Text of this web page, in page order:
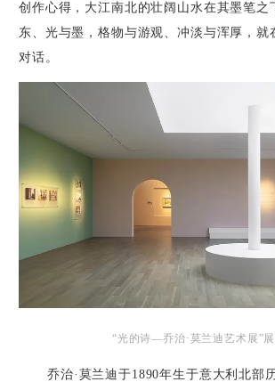
创作心得，大江南北的壮阔山水在其墨笔之
东、光与墨，格物与游观、冲淡与浑厚，就
对话。
“光的诗—乔治·莫兰迪艺术展”
乔治·莫兰迪于1890年生于意大利北部